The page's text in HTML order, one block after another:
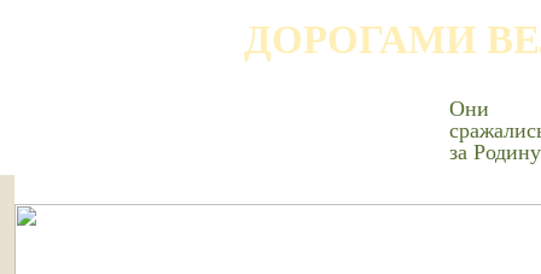
ДОРОГАМИ
Они
за Родину